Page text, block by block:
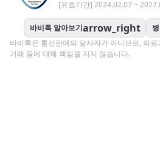
[유효기간] 2024.02.07 ~
바비톡 알아보기arrow_right
바비톡은 통신판매의 당사자가 아니므로, 의
거래 등에 대해 책임을 지지 않습니다.